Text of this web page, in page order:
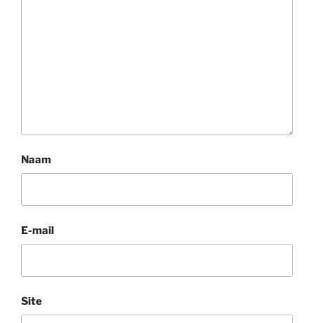
Naam
E-mail
Site